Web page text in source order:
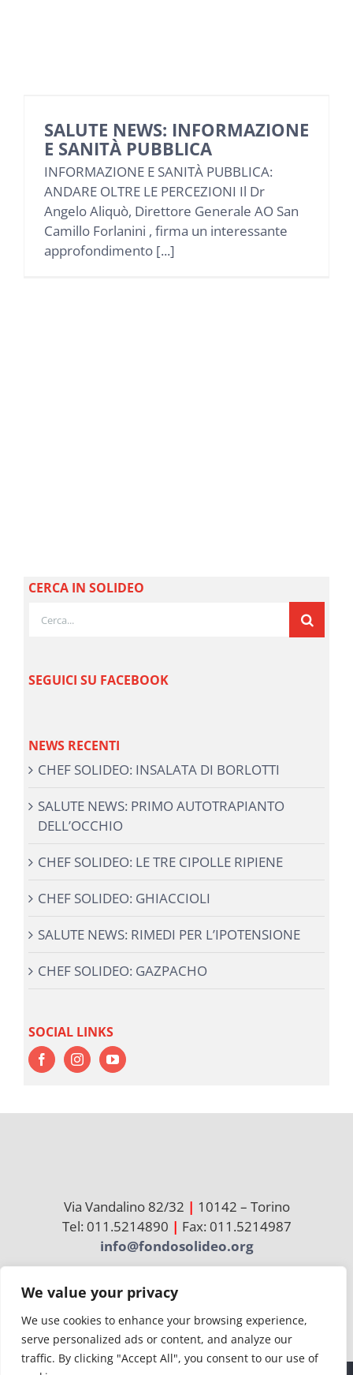
We value your privacy
We use cookies to enhance your browsing experience,
serve personalized ads or content, and analyze our
traffic. By clicking "Accept All", you consent to our use of
SALUTE NEWS: INFORMAZIONE
E SANITÀ PUBBLICA
INFORMAZIONE E SANITÀ PUBBLICA:
ANDARE OLTRE LE PERCEZIONI Il Dr
Angelo Aliquò, Direttore Generale AO San
Camillo Forlanini , firma un interessante
approfondimento [...]
CERCA IN SOLIDEO
SEGUICI SU FACEBOOK
NEWS RECENTI
CHEF SOLIDEO: INSALATA DI BORLOTTI
SALUTE NEWS: PRIMO AUTOTRAPIANTO
DELL’OCCHIO
CHEF SOLIDEO: LE TRE CIPOLLE RIPIENE
CHEF SOLIDEO: GHIACCIOLI
SALUTE NEWS: RIMEDI PER L’IPOTENSIONE
CHEF SOLIDEO: GAZPACHO
SOCIAL LINKS
Via Vandalino 82/32 | 10142 – Torino
Tel: 011.5214890 | Fax: 011.5214987
info@fondosolideo.org
Cerca
per: